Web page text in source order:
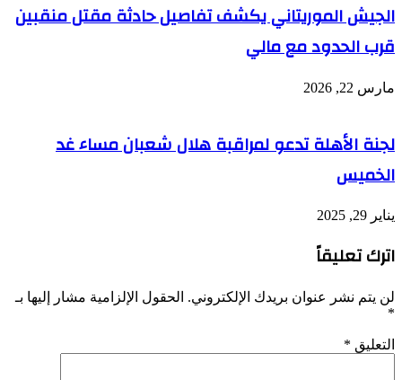
الجيش الموريتاني يكشف تفاصيل حادثة مقتل منقبين
قرب الحدود مع مالي
مارس 22, 2026
لجنة الأهلة تدعو لمراقبة هلال شعبان مساء غد
الخميس
يناير 29, 2025
اترك تعليقاً
لن يتم نشر عنوان بريدك الإلكتروني. الحقول الإلزامية مشار إليها بـ
*
التعليق *